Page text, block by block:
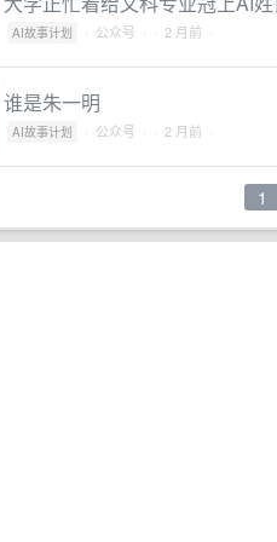
AI故事计划 · 公众号 · · 2 月前 ·
谁是朱一明
AI故事计划 · 公众号 · · 2 月前 ·
1